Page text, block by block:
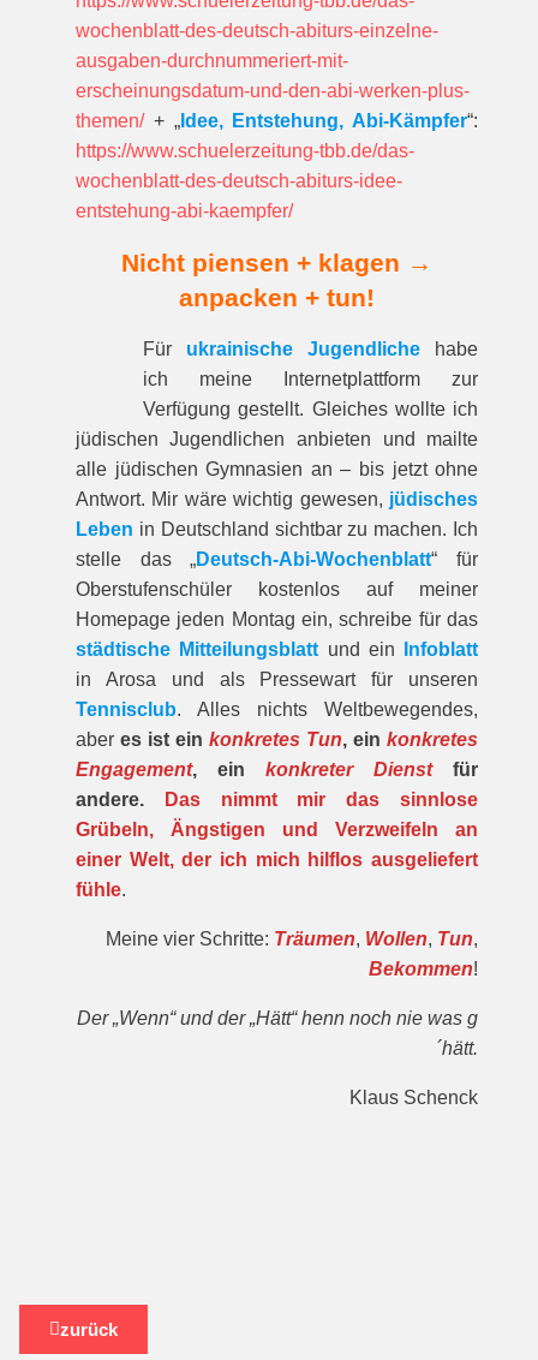
wochenblatt-des-deutsch-abiturs-einzelne-
ausgaben-durchnummeriert-mit-
erscheinungsdatum-und-den-abi-werken-plus-
themen/+ „Idee, Entstehung, Abi-Kämpfer“:
https://www.schuelerzeitung-tbb.de/das-
wochenblatt-des-deutsch-abiturs-idee-
entstehung-abi-kaempfer/
Nicht piensen + klagen →
anpacken + tun!
Für ukrainische Jugendliche habe
ich meine Internetplattform zur
Verfügung gestellt. Gleiches wollte ich
jüdischen Jugendlichen anbieten und mailte
alle jüdischen Gymnasien an – bis jetzt ohne
Antwort. Mir wäre wichtig gewesen, jüdisches
Leben in Deutschland sichtbar zu machen. Ich
stelle das „Deutsch-Abi-Wochenblatt“ für
Oberstufenschüler kostenlos auf meiner
Homepage jeden Montag ein, schreibe für das
städtische Mitteilungsblatt und ein
Infoblatt
in Arosa und als Pressewart für unseren
Tennisclub. Alles nichts Weltbewegendes,
aber es ist einkonkretes Tun, einkonkretes
Engagement, einkonkreter Dienstfür
andere.
Das nimmt mir das sinnlose
Grübeln, Ängstigen und Verzweifeln an
einer Welt, der ich mich hilflos ausgeliefert
fühle.
Meine vier Schritte: Träumen, Wollen, Tun,
Bekommen!
Der „Wenn“ und der „Hätt“ henn noch nie was g
´hätt.
Klaus Schenck
zurück